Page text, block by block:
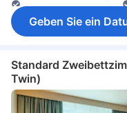
Sitzmöglichkeit in der
Instantkaffee (gratis)
Wasserkocher
Obere Etage
Untere Etage
Zimmer
Kleiderschrank
Individuelle Klimaanlage
Geben Sie ein
Standard
Twin)